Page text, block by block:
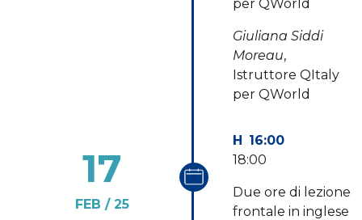
per QWorld
Giuliana Siddi
Moreau,
Istruttore QItaly
per QWorld
17
FEB 25
16:00
18:00
Due ore di lezione
frontale in inglese